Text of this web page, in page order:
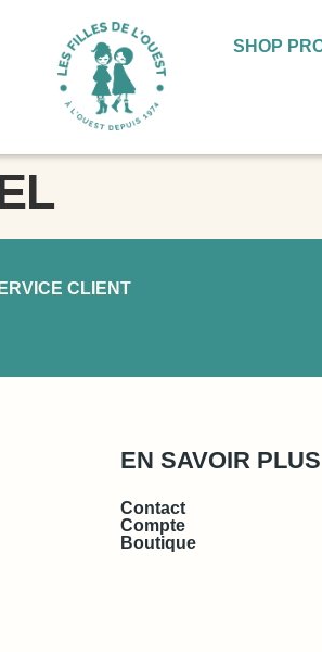
SHOP
CLIENT
EN SAVOIR PLUS
Contact
Compte
Boutique